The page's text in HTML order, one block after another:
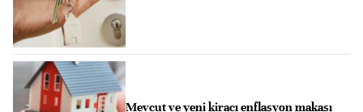
Mevcut ve yeni kiracı enflasyon makası